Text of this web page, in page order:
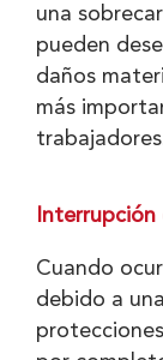
una
pueden
daños
más
Cuando
debido a